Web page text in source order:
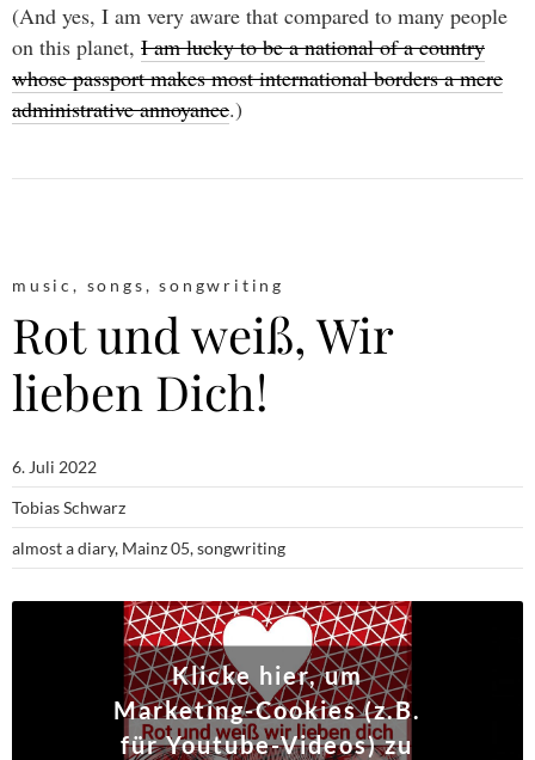
(And yes, I am very aware that compared to many people
on this planet, I am lucky to be a national of a country
whose passport makes most international borders a mere
administrative annoyance.)
music , songs,songwriting
Rot und weiß, Wir
lieben Dich!
6. Juli 2022
Tobias Schwarz
almost a diary, Mainz 05,songwriting
Klicke hier, um
Marketing-Cookies (z.B.
für Youtube-Videos) zu